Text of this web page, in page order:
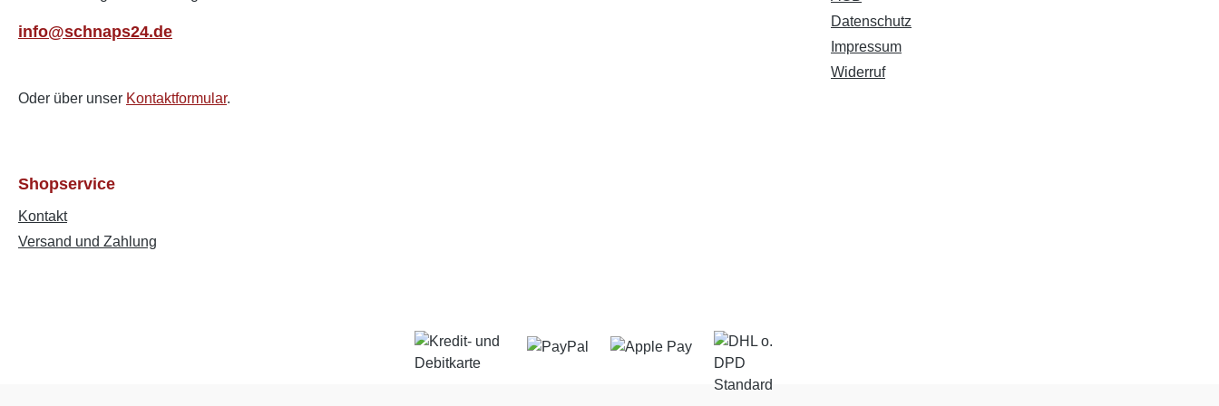
info@schnaps24.de
Oder über unser Kontaktformular.
Datenschutz
Impressum
Widerruf
Shopservice
Kontakt
Versand und Zahlung